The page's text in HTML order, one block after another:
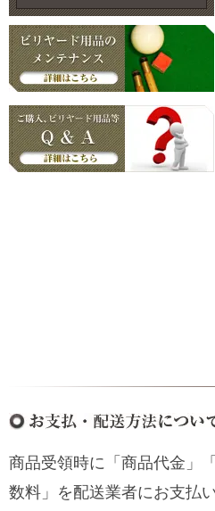
商品受領時に「商品代金」
数料」を配送業者にお支払